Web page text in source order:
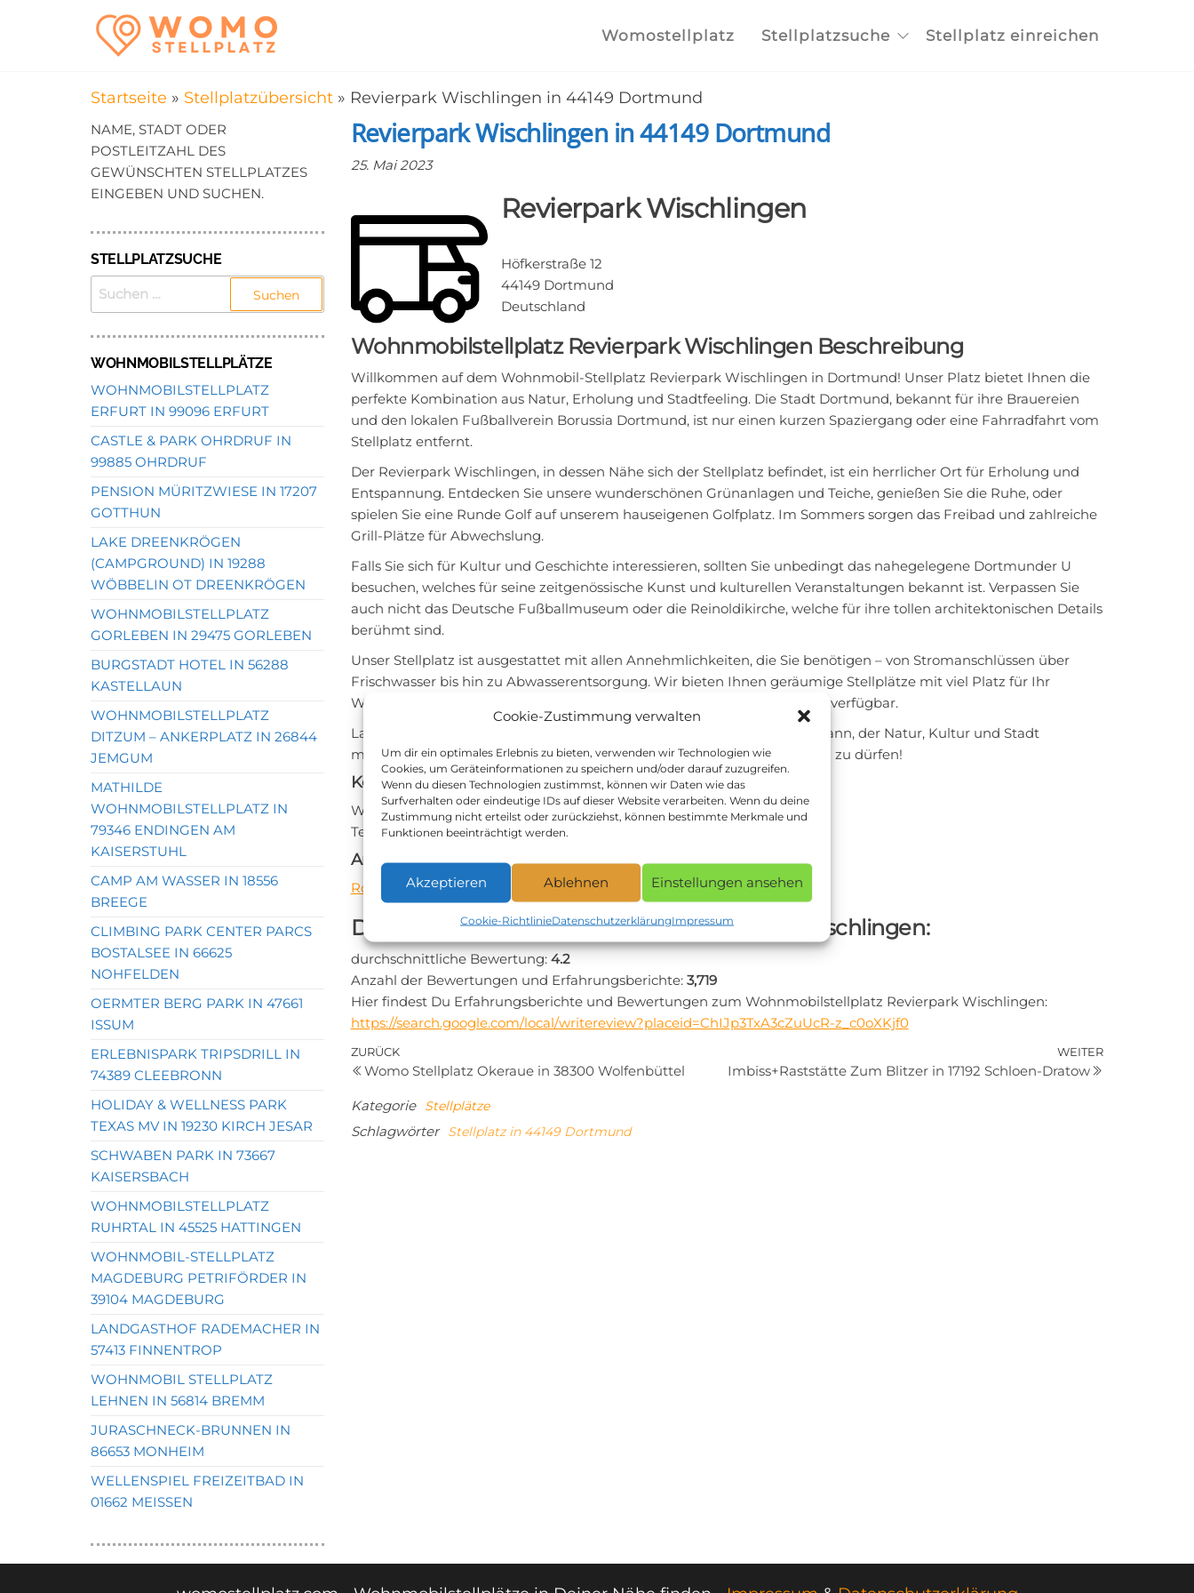
Cookie-Zustimmung verwalten
Um dir ein optimales Erlebnis zu bieten, verwenden wir Technologien wie
Cookies, um Geräteinformationen zu speichern und/oder darauf zuzugreifen.
Wenn du diesen Technologien zustimmst, können wir Daten wie das
Surfverhalten oder eindeutige IDs auf dieser Website verarbeiten. Wenn du deine
Zustimmung nicht erteilst oder zurückziehst, können bestimmte Merkmale und
Funktionen beeinträchtigt werden.
Akzeptieren Ablehnen Einstellungen ansehen
Cookie-RichtlinieDatenschutzerklärungImpressum
in der Nähe finden
Womostellplatz Stellplatzsuche Stellplatz einreichen
Startseite » Stellplatzübersicht » Revierpark Wischlingen in 44149 Dortmund
Revierpark Wischlingen in 44149 Dortmund
25. Mai 2023
Revierpark Wischlingen
Höfkerstraße 12
44149 Dortmund
Deutschland
Wohnmobilstellplatz Revierpark Wischlingen Beschreibung
Willkommen auf dem Wohnmobil-Stellplatz Revierpark Wischlingen in Dortmund! Unser Platz bietet Ihnen die
perfekte Kombination aus Natur, Erholung und Stadtfeeling. Die Stadt Dortmund, bekannt für ihre Brauereien
und den lokalen Fußballverein Borussia Dortmund, ist nur einen kurzen Spaziergang oder eine Fahrradfahrt vom
Stellplatz entfernt.
Der Revierpark Wischlingen, in dessen Nähe sich der Stellplatz befindet, ist ein herrlicher Ort für Erholung und
Entspannung. Entdecken Sie unsere wunderschönen Grünanlagen und Teiche, genießen Sie die Ruhe, oder
spielen Sie eine Runde Golf auf unserem hauseigenen Golfplatz. Im Sommers sorgen das Freibad und zahlreiche
Grill-Plätze für Abwechslung.
Falls Sie sich für Kultur und Geschichte interessieren, sollten Sie unbedingt das nahegelegene Dortmunder U
besuchen, welches für seine zeitgenössische Kunst und kulturellen Veranstaltungen bekannt ist. Verpassen Sie
auch nicht das Deutsche Fußballmuseum oder die Reinoldikirche, welche für ihre tollen architektonischen Details
berühmt sind.
Unser Stellplatz ist ausgestattet mit allen Annehmlichkeiten, die Sie benötigen – von Stromanschlüssen über
Frischwasser bis hin zu Abwasserentsorgung. Wir bieten Ihnen geräumige Stellplätze mit viel Platz für Ihr
Wohnmobil und Zubehör. Das WLAN ist kostenlos und rund um die Uhr verfügbar.
Lassen Sie sich von uns zeigen, wie gut es sich an einem Ort verweilen kann, der Natur, Kultur und Stadt
miteinander verbindet. Wir freuen uns darauf, Sie bald bei uns begrüßen zu dürfen!
Kontaktdaten zum Stellplatz in 44149 Dortmund:
Webseite: http://www.wischlingen.de/
Telefon: +49 231 91707167
Anfahrt zum Revierpark Wischlingen in 44149 Dortmund:
Routenplanung zum Revierpark Wischlingen via Google Maps
Das sagen andere Camper zum Revierpark Wischlingen:
durchschnittliche Bewertung: 4.2
Anzahl der Bewertungen und Erfahrungsberichte: 3,719
Hier findest Du Erfahrungsberichte und Bewertungen zum Wohnmobilstellplatz Revierpark Wischlingen:
https://search.google.com/local/writereview?placeid=ChIJp3TxA3cZuUcR-z_c0oXKjf0
Beitragsnavigation
Vorheriger
Beitrag
ZURÜCK
Womo Stellplatz Okeraue in 38300 Wolfenbüttel
Nächster
WEITER
Imbiss+Raststätte Zum Blitzer in 17192 Schloen-Dratow
Kategorie Stellplätze
Schlagwörter Stellplatz in 44149 Dortmund
NAME, STADT ODER
POSTLEITZAHL DES
GEWÜNSCHTEN STELLPLATZES
EINGEBEN UND SUCHEN.
STELLPLATZSUCHE
SUCHEN
WOHNMOBILSTELLPLÄTZE
WOHNMOBILSTELLPLATZ
ERFURT IN 99096 ERFURT
CASTLE & PARK OHRDRUF IN
99885 OHRDRUF
PENSION MÜRITZWIESE IN 17207
GOTTHUN
LAKE DREENKRÖGEN
(CAMPGROUND) IN 19288
WÖBBELIN OT DREENKRÖGEN
WOHNMOBILSTELLPLATZ
GORLEBEN IN 29475 GORLEBEN
BURGSTADT HOTEL IN 56288
KASTELLAUN
WOHNMOBILSTELLPLATZ
DITZUM – ANKERPLATZ IN 26844
JEMGUM
MATHILDE
WOHNMOBILSTELLPLATZ IN
79346 ENDINGEN AM
KAISERSTUHL
CAMP AM WASSER IN 18556
BREEGE
CLIMBING PARK CENTER PARCS
BOSTALSEE IN 66625
NOHFELDEN
OERMTER BERG PARK IN 47661
ISSUM
ERLEBNISPARK TRIPSDRILL IN
74389 CLEEBRONN
HOLIDAY & WELLNESS PARK
TEXAS MV IN 19230 KIRCH JESAR
SCHWABEN PARK IN 73667
KAISERSBACH
WOHNMOBILSTELLPLATZ
RUHRTAL IN 45525 HATTINGEN
WOHNMOBIL-STELLPLATZ
MAGDEBURG PETRIFÖRDER IN
39104 MAGDEBURG
LANDGASTHOF RADEMACHER IN
57413 FINNENTROP
WOHNMOBIL STELLPLATZ
LEHNEN IN 56814 BREMM
JURASCHNECK-BRUNNEN IN
86653 MONHEIM
WELLENSPIEL FREIZEITBAD IN
01662 MEISSEN